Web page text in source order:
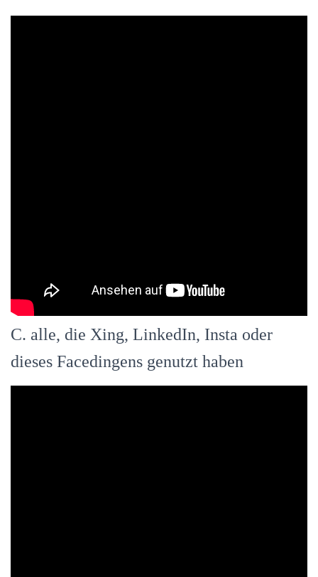
C. alle, die Xing, LinkedIn, Insta oder
dieses Facedingens genutzt haben